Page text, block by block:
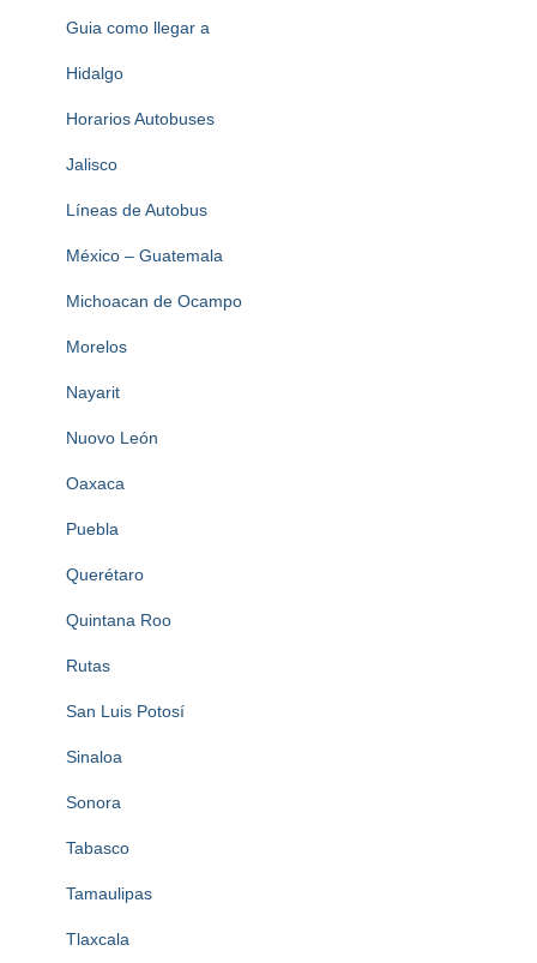
Guia como llegar a
Hidalgo
Horarios Autobuses
Jalisco
Líneas de Autobus
México – Guatemala
Michoacan de Ocampo
Morelos
Nayarit
Nuovo León
Oaxaca
Puebla
Querétaro
Quintana Roo
Rutas
San Luis Potosí
Sinaloa
Sonora
Tabasco
Tamaulipas
Tlaxcala